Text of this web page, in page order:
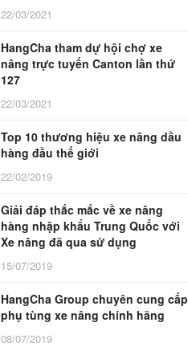
22/03/2021
HangCha tham dự hội chợ xe
nâng trực tuyến Canton lần thứ
127
22/03/2021
Top 10 thương hiệu xe nâng dầu
hàng đầu thế giới
22/02/2019
Giải đáp thắc mắc về xe nâng
hàng nhập khẩu Trung Quốc với
Xe nâng đã qua sử dụng
15/07/2019
HangCha Group chuyên cung cấp
phụ tùng xe nâng chính hãng
08/07/2019